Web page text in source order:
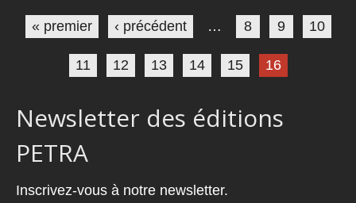
Pages
« premier ‹ précédent … 8 9 10
11 12 13 14 15 16
Newsletter des éditions
PETRA
Inscrivez-vous à notre newsletter.